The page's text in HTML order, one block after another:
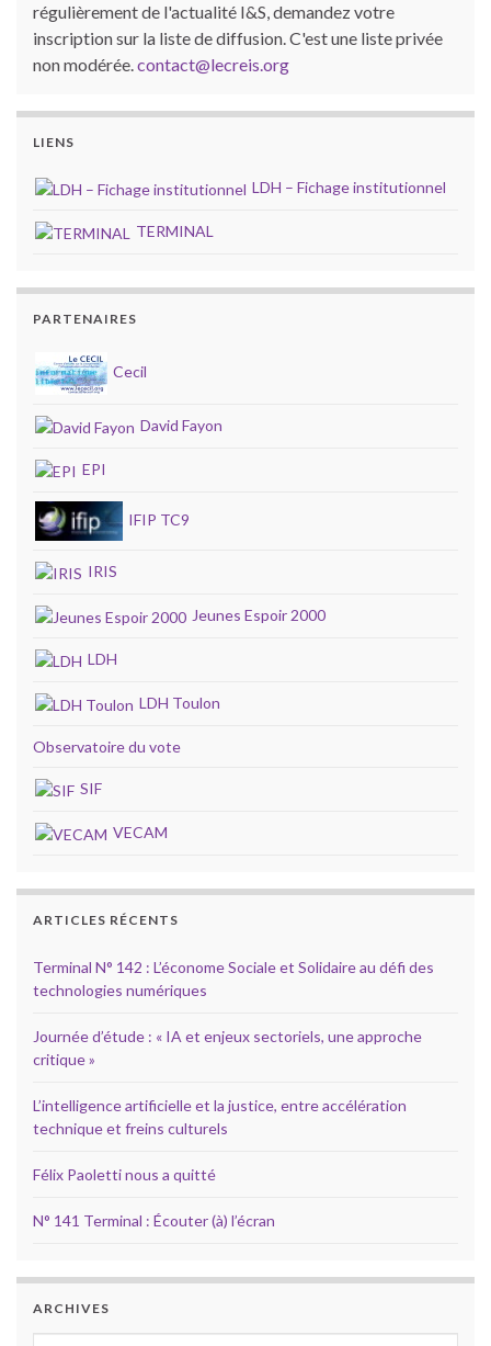
régulièrement de l'actualité I&S, demandez votre
inscription sur la liste de diffusion. C'est une liste privée
non modérée.contact@lecreis.org
LIENS
LDH – Fichage institutionnel
TERMINAL
PARTENAIRES
Cecil
David Fayon
EPI
IFIP TC9
IRIS
Jeunes Espoir 2000
LDH
LDH Toulon
Observatoire du vote
SIF
VECAM
ARTICLES RÉCENTS
Terminal N° 142 : L’économe Sociale et Solidaire au défi des
technologies numériques
Journée d’étude : « IA et enjeux sectoriels, une approche
critique »
L’intelligence artificielle et la justice, entre accélération
technique et freins culturels
Félix Paoletti nous a quitté
N° 141 Terminal : Écouter (à) l’écran
ARCHIVES